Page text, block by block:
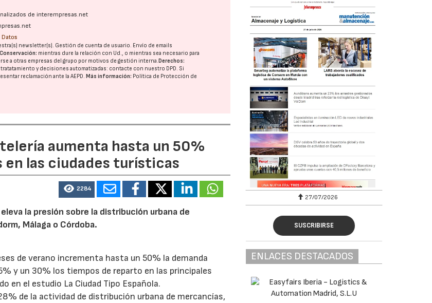
de interempresas.net
newsletter(s). Gestión de cuenta de usuario. Envío de emails
Conservación: mientras dure la relación con Ud., o mientras sea necesario para
a otras empresas del grupo por motivos de gestión interna.Derechos:
y decisiones automatizadas: contacte con nuestro DPD. Si
reclamación ante laAEPD.Más información: Política de Protección de
aumenta hasta un 50%
en las ciudades turísticas
2284
la presión sobre la distribución urbana de
Málaga o Córdoba.
de verano incrementa hasta un 50% la demanda
y un 30% los tiempos de reparto en las principales
en el estudio La Ciudad Tipo Española.
de la actividad de distribución urbana de mercancías,
27/07/2026 29/07/2026 27/07/2026
SUSCRIBIRSE
ENLACES DESTACADOS